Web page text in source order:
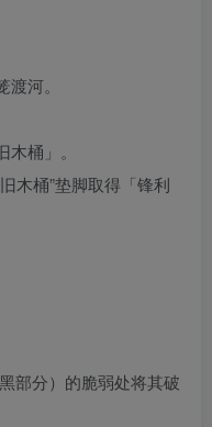
河。
桶」。
木桶”垫脚取得「锋利
部分）的脆弱处将其破